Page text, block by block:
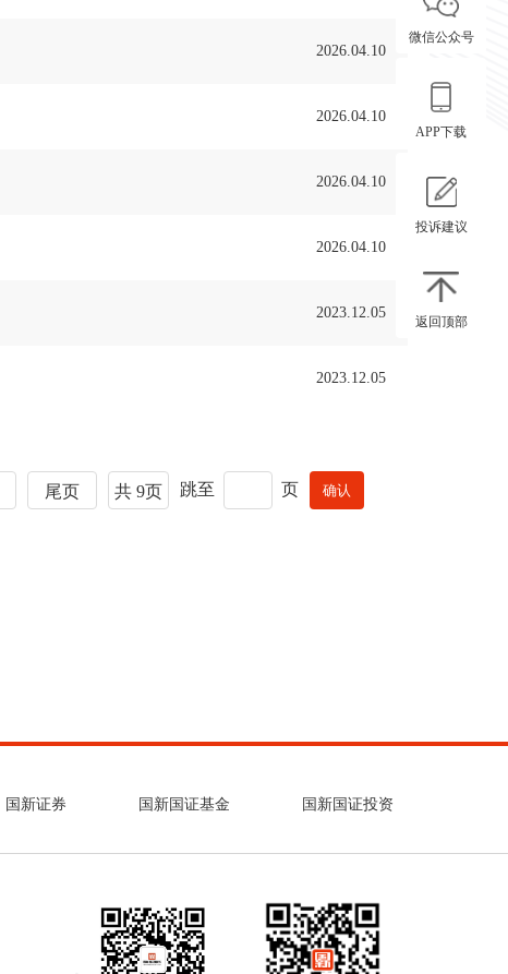
2026.04.10
2026.04.10
2026.04.10
2026.04.10
2023.12.05
2023.12.05
尾页 共 9页 跳至 页
国新证券 国新国证基金 国新国证投资
微信公众号
APP下载
投诉建议
返回顶部